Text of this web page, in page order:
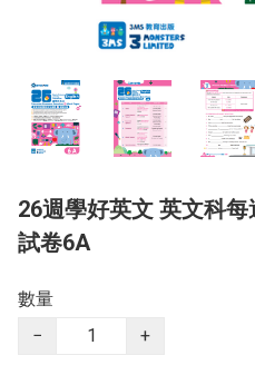
26週學好英文 英文科
試卷6A
數量
−
+